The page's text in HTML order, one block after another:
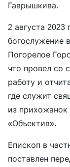
Гаврышкива.
2 августа 2023
богослужение
Погорелое
что провел со
работу и
где служит
из прихожанок
«Объектив».
Епископ в
поставлен